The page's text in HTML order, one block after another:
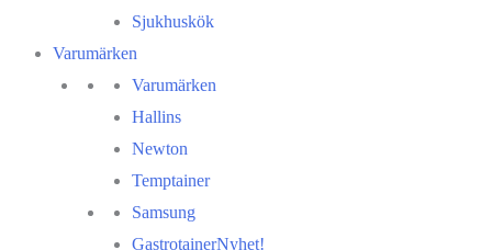
Sjukhuskök
Varumärken
Varumärken
Hallins
Newton
Temptainer
Samsung
GastrotainerNyhet!